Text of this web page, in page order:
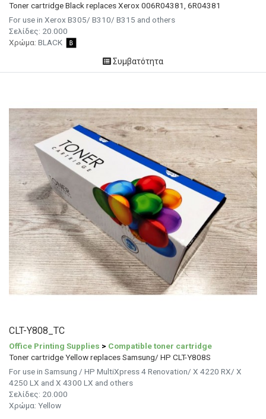
Toner cartridge Black replaces Xerox 006R04381, 6R04381
For use in Xerox Β305/ Β310/ Β315 and others
Σελίδες: 20.000
Χρώμα: BLACK
Συμβατότητα
CLT-Y808_TC
Office Printing Supplies > Compatible toner cartridge
Toner cartridge Yellow replaces Samsung/ HP CLT-Y808S
For use in Samsung / HP MultiXpress 4 Renovation/ X 4220 RX/ X
4250 LX and X 4300 LX and others
Σελίδες: 20.000
Χρώμα: Yellow